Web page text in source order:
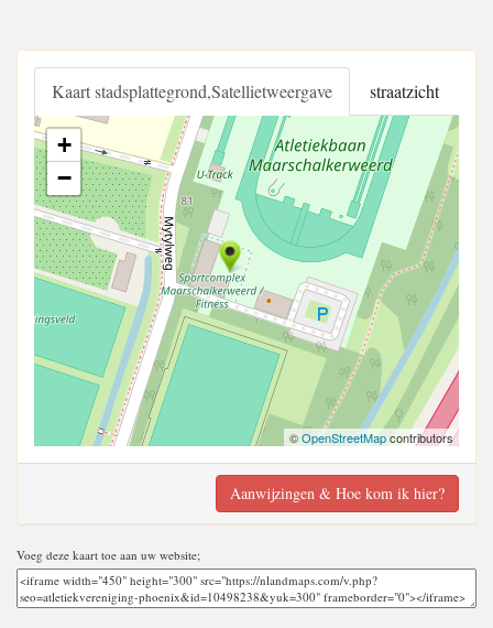
Kaart stadsplattegrond,Satellietweergave straatzicht
+
−
©OpenStreetMapcontributors
Aanwijzingen & Hoe kom ik hier?
Voeg deze kaart toe aan uw website;